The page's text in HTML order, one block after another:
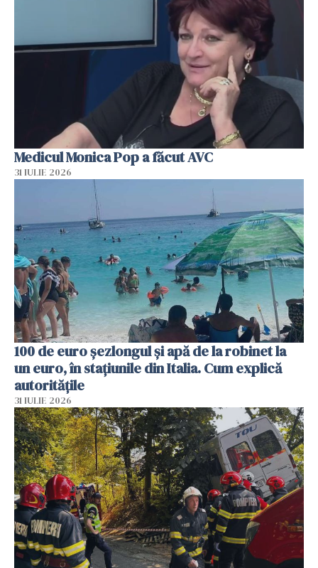
Medicul Monica Pop a făcut AVC
31 IULIE 2026
100 de euro șezlongul și apă de la robinet la
un euro, în stațiunile din Italia. Cum explică
autoritățile
31 IULIE 2026